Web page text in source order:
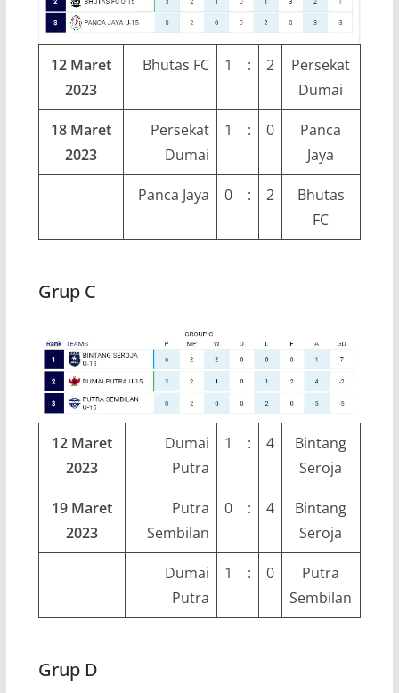
12 Maret
2023
Bhutas FC 1 : 2
Persekat
Dumai
18 Maret
2023
Persekat
Dumai
1 : 0
Panca
Jaya
Panca Jaya 0 : 2
Bhutas
FC
Grup C
12 Maret
2023
Dumai
Putra
1 : 4
Bintang
Seroja
19 Maret
2023
Putra
Sembilan
0 : 4
Bintang
Seroja
Dumai
Putra
1 : 0
Putra
Sembilan
Grup D